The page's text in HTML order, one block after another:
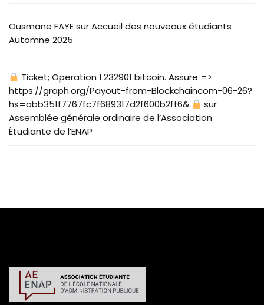
Ousmane FAYEsurAccueil des nouveaux étudiants
Automne 2025
Ticket; Operation 1.232901 bitcoin. Assure =>
https://graph.org/Payout-from-Blockchaincom-06-26?
hs=abb351f7767fc7f689317d2f600b2ff6&
sur
Assemblée générale ordinaire de l’Association
Étudiante de l’ENAP